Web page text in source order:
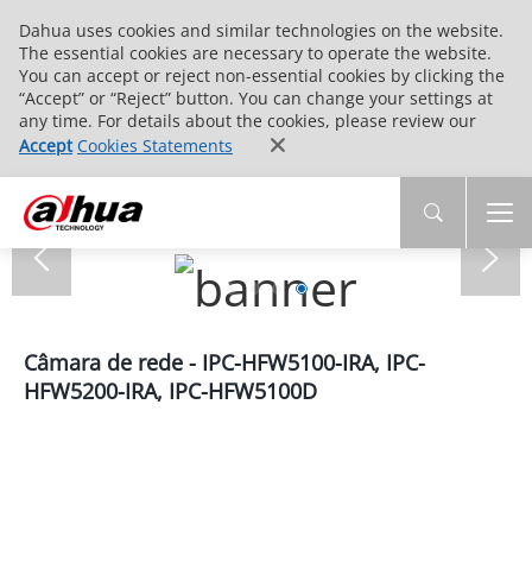
Dahua uses cookies and similar technologies on the website.
The essential cookies are necessary to operate the website.
You can accept or reject non-essential cookies by clicking the
“Accept” or “Reject” button. You can change your settings at
any time. For details about the cookies, please review our
Accept Cookies Statements
Câmara de rede - IPC-HFW5100-IRA, IPC-
HFW5200-IRA, IPC-HFW5100D